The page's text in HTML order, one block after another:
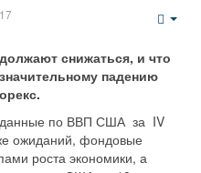
снижаться, и что
падению
данные по ВВП США за IV
ожиданий, фондовые
роста экономики, а